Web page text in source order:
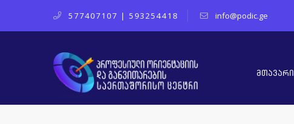
577407107 | 593254418 info@podic.ge
მთავარი